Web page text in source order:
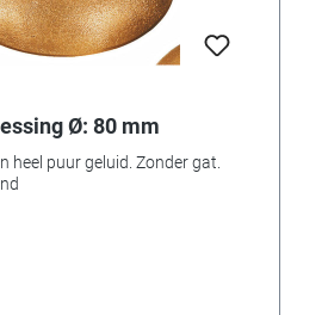
Ø: 80 mm
heel puur geluid. Zonder gat.